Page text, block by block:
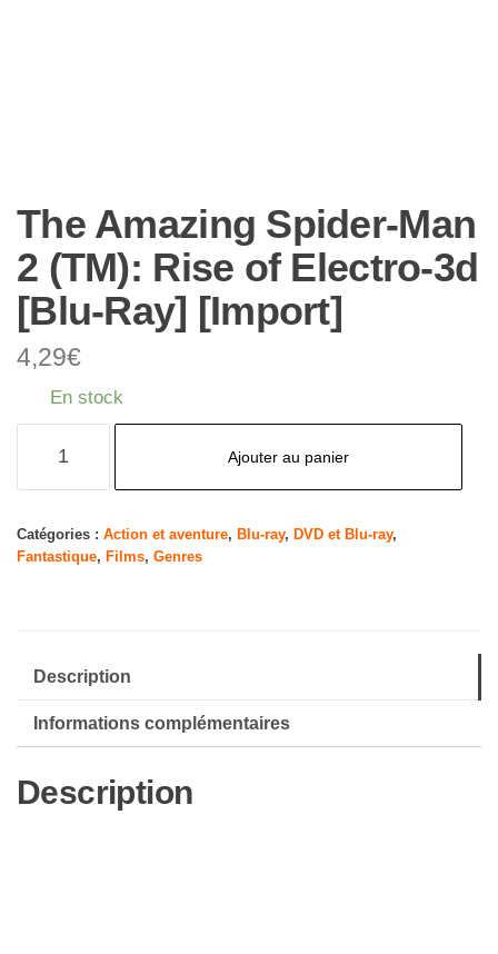
The Amazing Spider-Man
2 (TM): Rise of Electro-3d
[Blu-Ray] [Import]
4,29€
En stock
Amazing
Spider-
Rise
Electro-
3d
[Blu-
Ajouter au panier
Catégories : Action et aventure, Blu-ray, DVD et Blu-ray,
Fantastique, Films, Genres
Description
Informations complémentaires
Description